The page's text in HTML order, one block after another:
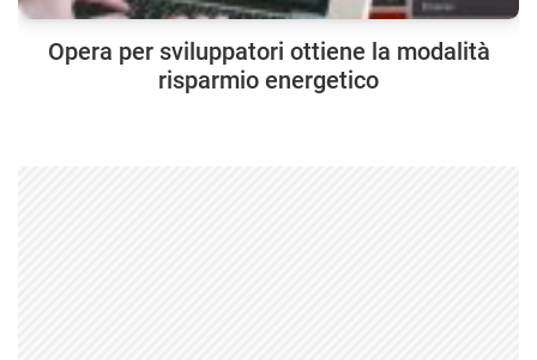
Opera per sviluppatori ottiene la modalità
risparmio energetico